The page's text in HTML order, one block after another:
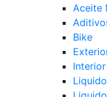
Aceite
Bike